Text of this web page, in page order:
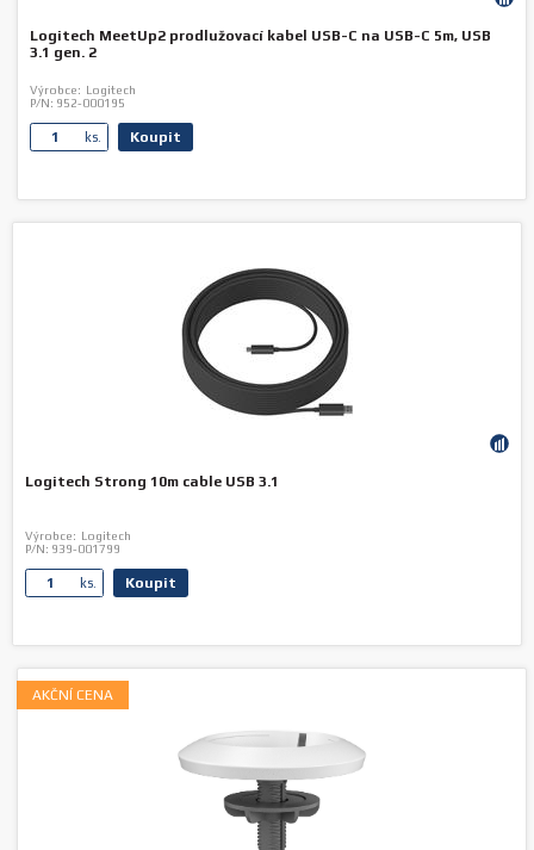
Logitech MeetUp2 prodlužovací kabel USB-C na USB-C 5m, USB
3.1 gen. 2
Výrobce: Logitech
P/N: 952-000195
ks. Koupit
Logitech Strong 10m cable USB 3.1
Výrobce: Logitech
P/N: 939-001799
ks. Koupit
AKČNÍ CENA